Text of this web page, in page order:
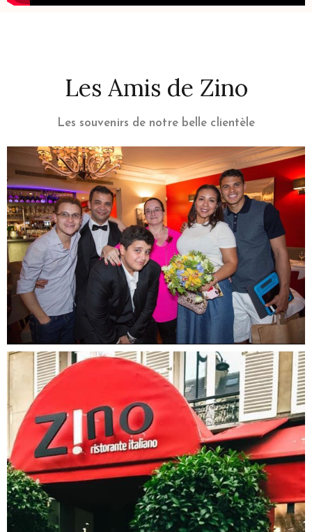
Les Amis de Zino
Les souvenirs de notre belle clientèle